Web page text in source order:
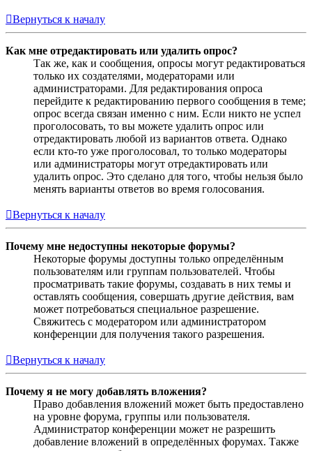
Вернуться к началу
Как мне отредактировать или удалить опрос?
Так же, как и сообщения, опросы могут редактироваться
только их создателями, модераторами или
администраторами. Для редактирования опроса
перейдите к редактированию первого сообщения в теме;
опрос всегда связан именно с ним. Если никто не успел
проголосовать, то вы можете удалить опрос или
отредактировать любой из вариантов ответа. Однако
если кто-то уже проголосовал, то только модераторы
или администраторы могут отредактировать или
удалить опрос. Это сделано для того, чтобы нельзя было
менять варианты ответов во время голосования.
Вернуться к началу
Почему мне недоступны некоторые форумы?
Некоторые форумы доступны только определённым
пользователям или группам пользователей. Чтобы
просматривать такие форумы, создавать в них темы и
оставлять сообщения, совершать другие действия, вам
может потребоваться специальное разрешение.
Свяжитесь с модератором или администратором
конференции для получения такого разрешения.
Вернуться к началу
Почему я не могу добавлять вложения?
Право добавления вложений может быть предоставлено
на уровне форума, группы или пользователя.
Администратор конференции может не разрешить
добавление вложений в определённых форумах. Также